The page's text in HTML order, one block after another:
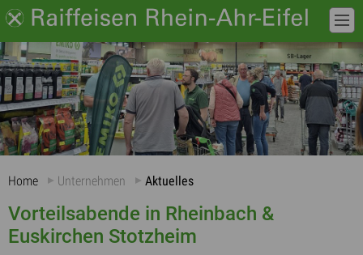
Home Unternehmen Aktuelles
Vorteilsabende in Rheinbach &
Euskirchen Stotzheim